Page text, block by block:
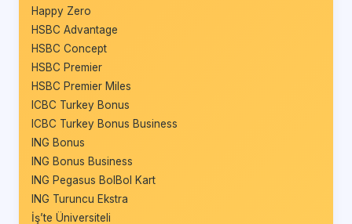
Happy Zero
HSBC Advantage
HSBC Concept
HSBC Premier
HSBC Premier Miles
ICBC Turkey Bonus
ICBC Turkey Bonus Business
ING Bonus
ING Bonus Business
ING Pegasus BolBol Kart
ING Turuncu Ekstra
İş’te Üniversiteli